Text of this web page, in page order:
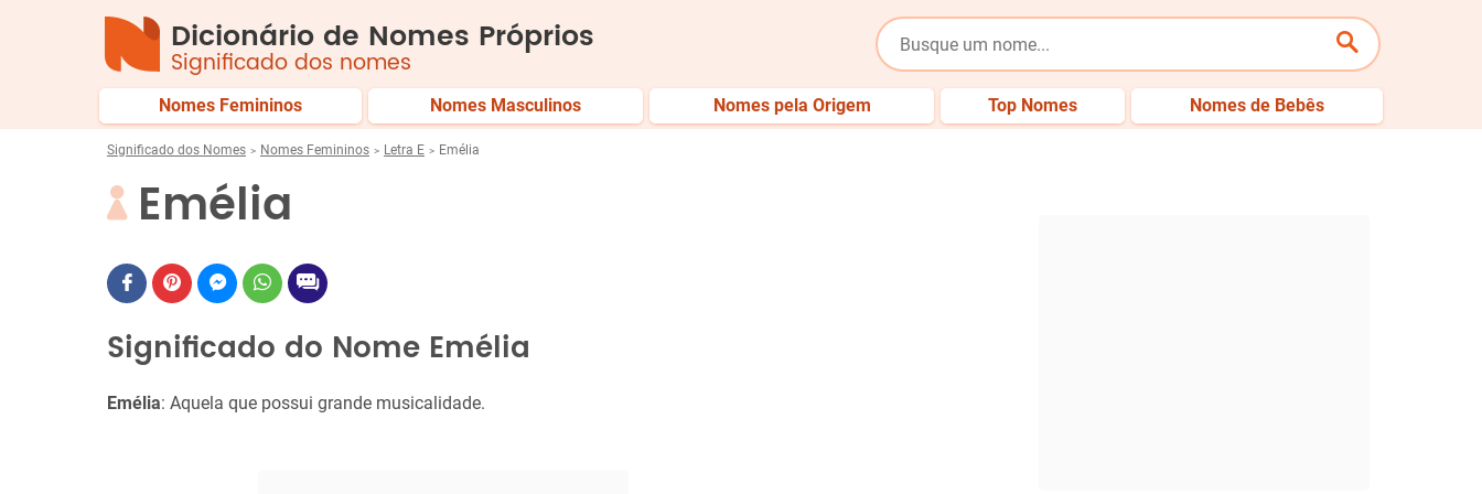
Dicionário de Nomes Próprios
Significado dos nomes
Nomes Femininos Nomes Masculinos Nomes pela Origem Top Nomes Nomes de Bebês
Significado dos Nomes Nomes Femininos Letra E Emélia
Emélia
Significado do Nome Emélia
Emélia: Aquela que possui grande musicalidade.